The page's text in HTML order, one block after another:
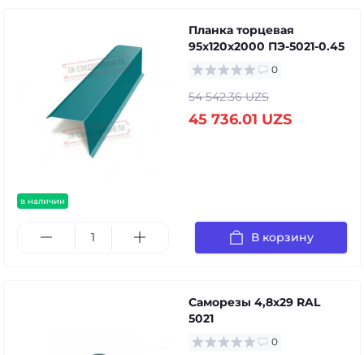
в наличии
Планка торцевая
95х120х2000 ПЭ-5021-0.45
0
54 542.36 UZS
45 736.01 UZS
В корзину
Саморезы 4,8х29 RAL
5021
0